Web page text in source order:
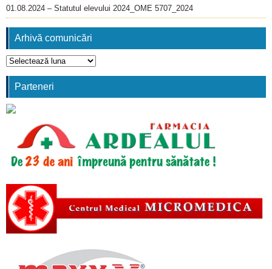
01.08.2024 – Statutul elevului 2024_OME 5707_2024
Arhivă comunicări
Arhivă
comunicări
Parteneri